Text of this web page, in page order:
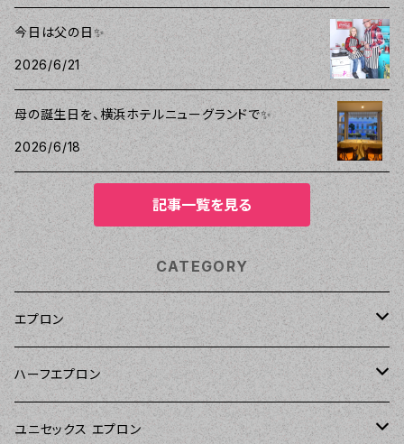
今日は父の日✨
2026/6/21
母の誕生日を、横浜ホテルニューグランドで✨
2026/6/18
記事一覧を見る
CATEGORY
エプロン
Kitsch'n Glam（キッチングラム）
Sierra Rose（シエラローズ）
ハーフエプロン
Sierra Rose（シエラローズ）
ユニセックス エプロン